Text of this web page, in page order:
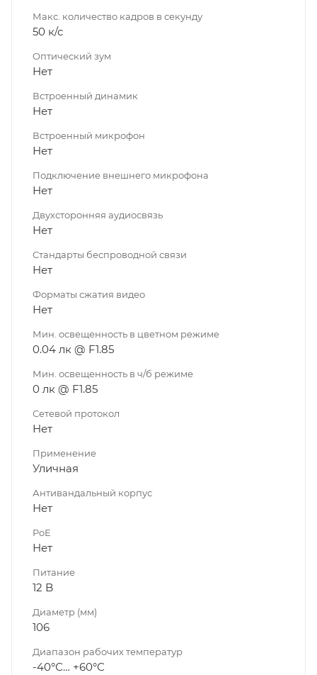
Макс. количество кадров в секунду
50 к/с
Оптический зум
Нет
Встроенный динамик
Нет
Встроенный микрофон
Нет
Подключение внешнего микрофона
Нет
Двухсторонняя аудиосвязь
Нет
Стандарты беспроводной связи
Нет
Форматы сжатия видео
Нет
Мин. освещенность в цветном режиме
0.04 лк @ F1.85
Мин. освещенность в ч/б режиме
0 лк @ F1.85
Сетевой протокол
Нет
Применение
Уличная
Антивандальный корпус
Нет
PoE
Нет
Питание
12 B
Диаметр (мм)
106
Диапазон рабочих температур
-40°С… +60°С